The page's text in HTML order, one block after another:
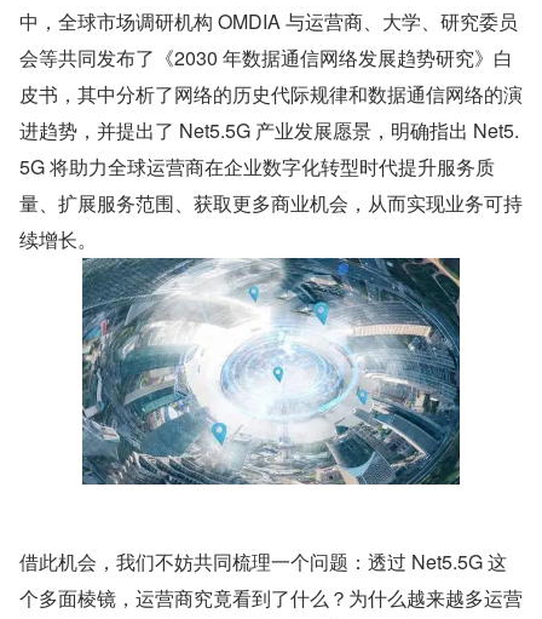
中，全球市场调研机构 OMDIA 与运营商、大学、研究委员
会等共同发布了《2030 年数据通信网络发展趋势研究》白
皮书，其中分析了网络的历史代际规律和数据通信网络的演
进趋势，并提出了 Net5.5G 产业发展愿景，明确指出 Net5.
5G 将助力全球运营商在企业数字化转型时代提升服务质
量、扩展服务范围、获取更多商业机会，从而实现业务可持
续增长。
借此机会，我们不妨共同梳理一个问题：透过 Net5.5G 这
个多面棱镜，运营商究竟看到了什么？为什么越来越多运营